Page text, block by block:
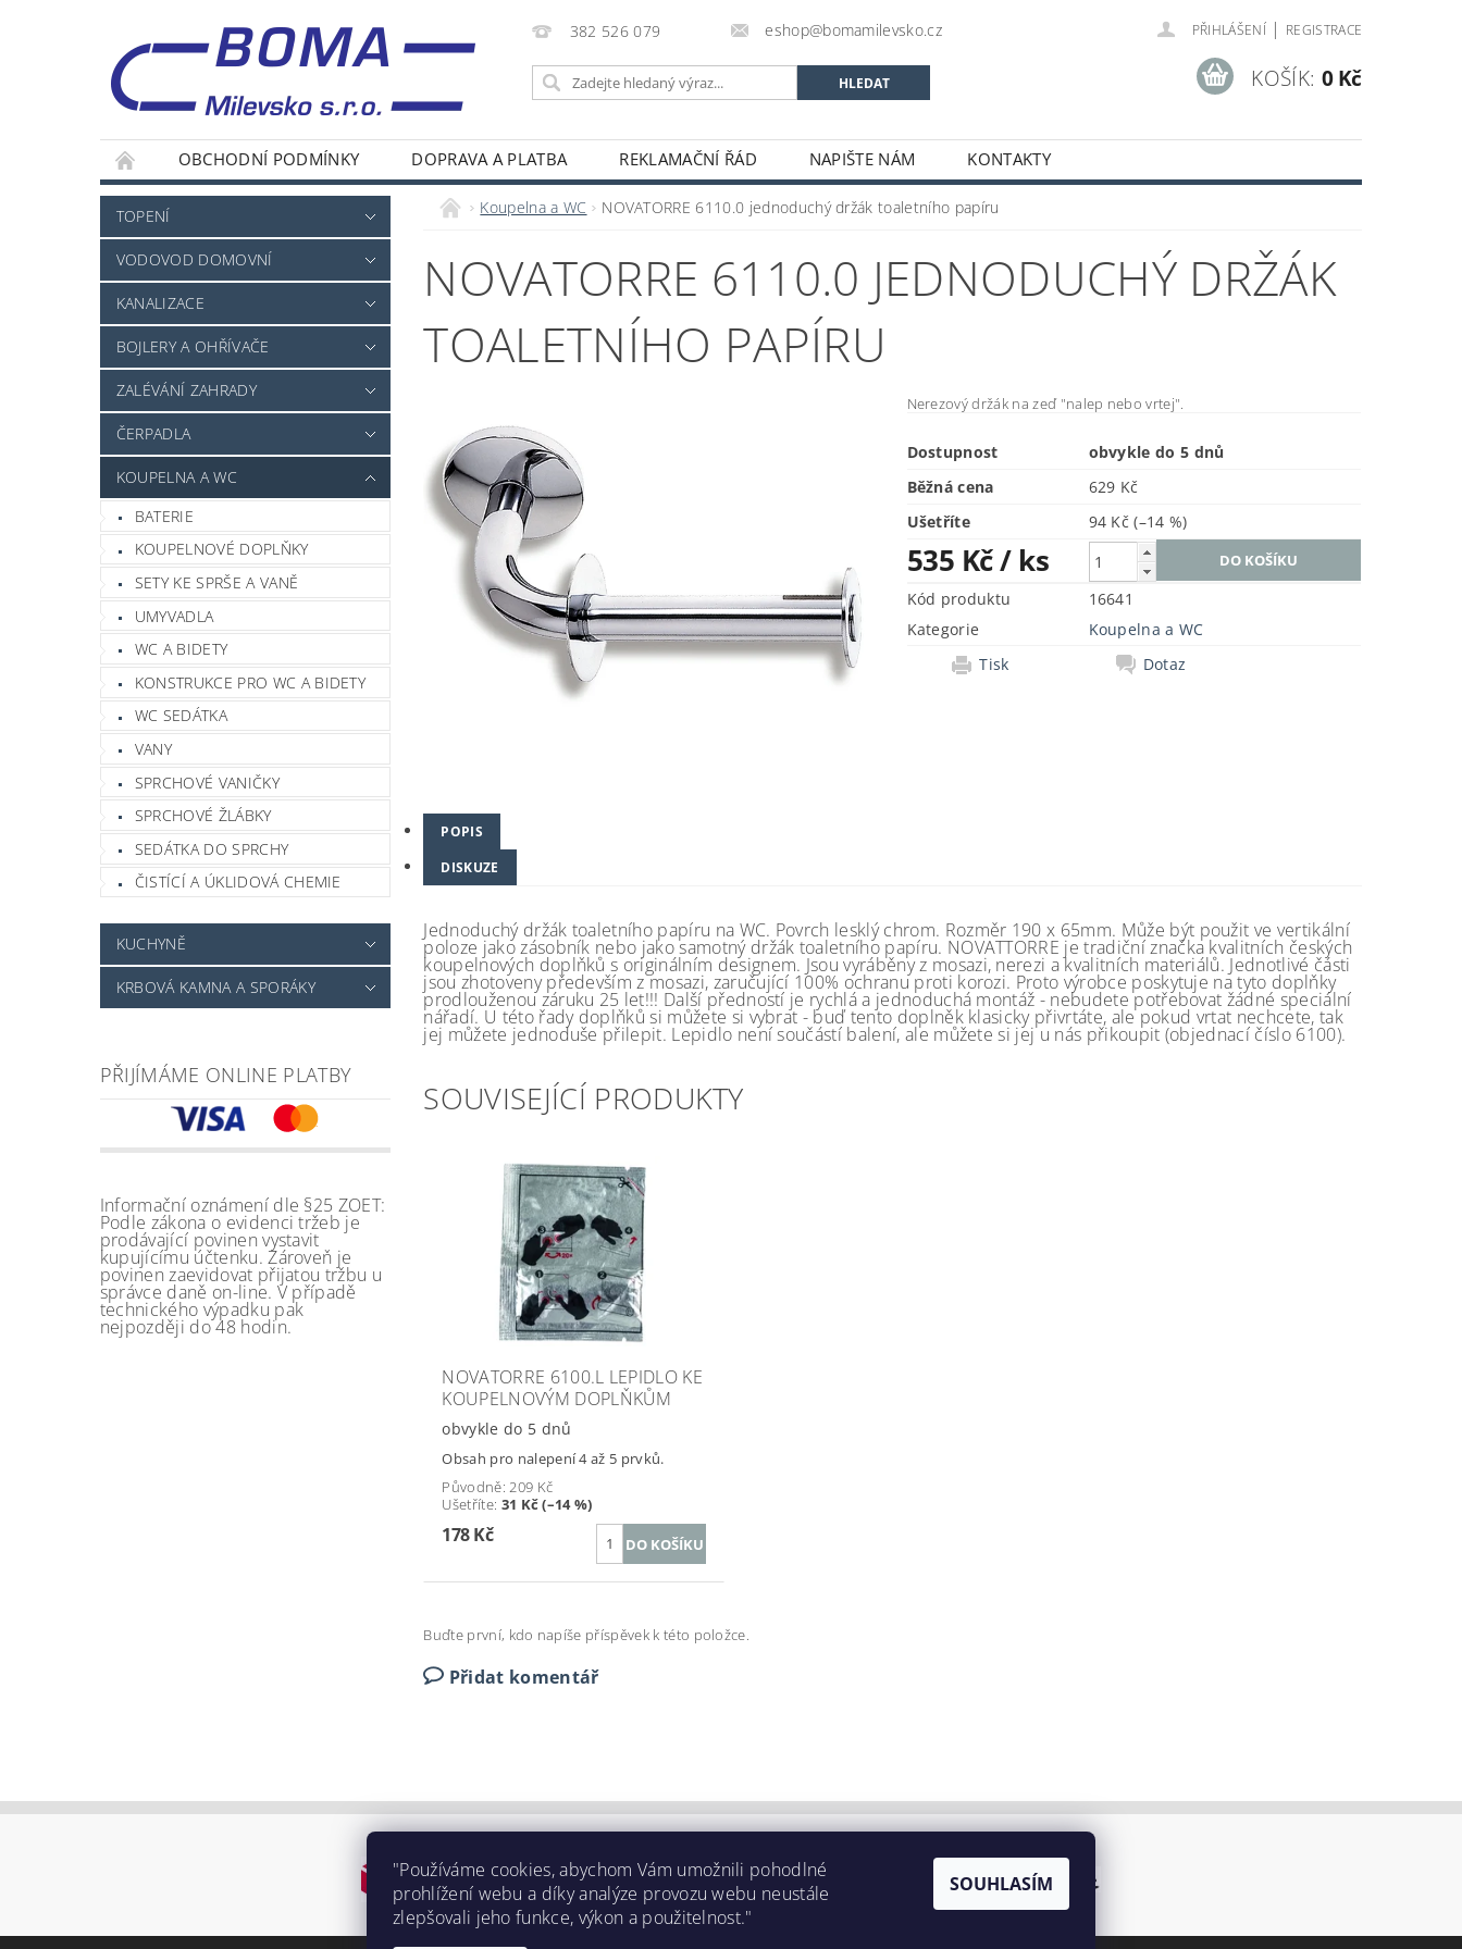
382 526 079 eshop@bomamilevsko.cz PŘIHLÁŠENÍ | REGISTRACE
KOŠÍK: 0 Kč
OBCHODNÍ PODMÍNKY DOPRAVA A PLATBA REKLAMAČNÍ ŘÁD NAPIŠTE NÁM KONTAKTY
TOPENÍ
VODOVOD DOMOVNÍ
KANALIZACE
BOJLERY A OHŘÍVAČE
ZALÉVÁNÍ ZAHRADY
ČERPADLA
KOUPELNA A WC
BATERIE
KOUPELNOVÉ DOPLŇKY
SETY KE SPRŠE A VANĚ
UMYVADLA
WC A BIDETY
KONSTRUKCE PRO WC A BIDETY
WC SEDÁTKA
VANY
SPRCHOVÉ VANIČKY
SPRCHOVÉ ŽLÁBKY
SEDÁTKA DO SPRCHY
ČISTÍCÍ A ÚKLIDOVÁ CHEMIE
KUCHYNĚ
KRBOVÁ KAMNA A SPORÁKY
PŘIJÍMÁME ONLINE PLATBY
Informační oznámení dle §25 ZOET:
Podle zákona o evidenci tržeb je
prodávající povinen vystavit
kupujícímu účtenku. Zároveň je
povinen zaevidovat přijatou tržbu u
správce daně on-line. V případě
technického výpadku pak
nejpozději do 48 hodin.
Koupelna a WC NOVATORRE 6110.0 jednoduchý držák toaletního papíru
NOVATORRE 6110.0 JEDNODUCHÝ DRŽÁK
TOALETNÍHO PAPÍRU
Nerezový držák na zeď "nalep nebo vrtej".
Dostupnost
obvykle do 5 dnů
Běžná cena
629 Kč
Ušetříte
94 Kč(–14 %)
535 Kč/ ks
Kód produktu
16641
Kategorie
Koupelna a WC
Tisk
Dotaz
POPIS
DISKUZE
Jednoduchý držák toaletního papíru na WC. Povrch lesklý chrom. Rozměr 190 x 65mm. Může být použit ve vertikální
poloze jako zásobník nebo jako samotný držák toaletního papíru. NOVATTORRE je tradiční značka kvalitních českých
koupelnových doplňků s originálním designem. Jsou vyráběny z mosazi, nerezi a kvalitních materiálů. Jednotlivé části
jsou zhotoveny především z mosazi, zaručující 100% ochranu proti korozi. Proto výrobce poskytuje na tyto doplňky
prodlouženou záruku 25 let!!! Další předností je rychlá a jednoduchá montáž - nebudete potřebovat žádné speciální
nářadí. U této řady doplňků si můžete si vybrat - buď tento doplněk klasicky přivrtáte, ale pokud vrtat nechcete, tak
jej můžete jednoduše přilepit. Lepidlo není součástí balení, ale můžete si jej u nás přikoupit (objednací číslo 6100).
SOUVISEJÍCÍ PRODUKTY
NOVATORRE 6100.L LEPIDLO KE
KOUPELNOVÝM DOPLŇKŮM
obvykle do 5 dnů
Obsah pro nalepení 4 až 5 prvků.
Původně:209 Kč
Ušetříte: 31 Kč (–14 %)
178 Kč
Buďte první, kdo napíše příspěvek k této položce.
Přidat komentář
"Používáme cookies, abychom Vám umožnili pohodlné
prohlížení webu a díky analýze provozu webu neustále
zlepšovali jeho funkce, výkon a použitelnost."
SOUHLASÍM